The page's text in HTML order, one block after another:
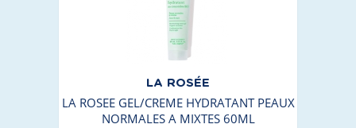
LA ROSÉE
LA ROSEE GEL/CREME HYDRATANT PEAUX
NORMALES A MIXTES 60ML